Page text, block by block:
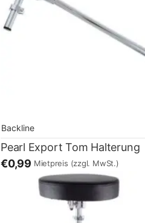
Backline
Pearl Export Tom Halterung
€0,99 Mietpreis (zzgl. MwSt.)